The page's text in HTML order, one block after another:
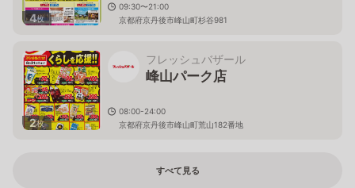
4枚
09:30〜21:00
京都府京丹後市峰山町杉谷981
2枚
フレッシュバザール
峰山パーク店
08:00-24:00
京都府京丹後市峰山町荒山182番地
すべて見る